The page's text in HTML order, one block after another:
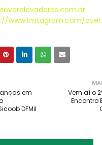
www.instagram.com/
Vem aí o
Encontro
em
DFMil